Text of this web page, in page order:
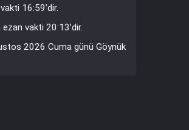
16:59’dir.
vakti 20:13’dir.
2026 Cuma günü Göynük